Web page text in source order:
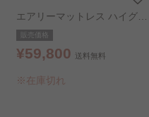
エアリーマットレス ハイグレ
ードタイプ ダブル 厚さ9cm
高反発 HG90-D ホワイト
販売価格
¥59,800 送料無料
※在庫切れ